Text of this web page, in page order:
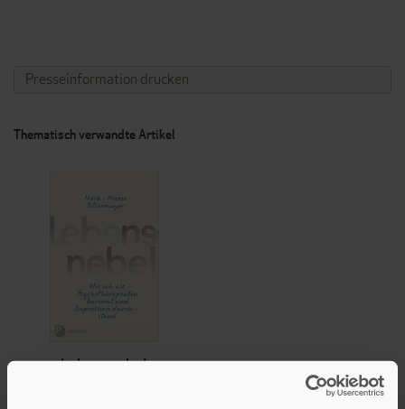
Presseinformation drucken
Thematisch verwandte Artikel
Lebensnebel